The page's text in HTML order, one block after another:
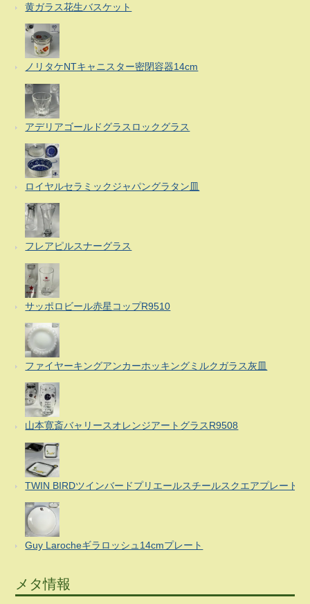
黄ガラス花生バスケット
ノリタケNTキャニスター密閉容器14cm
アデリアゴールドグラスロックグラス
ロイヤルセラミックジャパングラタン皿
フレアピルスナーグラス
サッポロビール赤星コップR9510
ファイヤーキングアンカーホッキングミルクガラス灰皿
山本寛斎バャリースオレンジアートグラスR9508
TWIN BIRDツインバードプリエールスチールスクエアプレート
Guy Larocheギラロッシュ14cmプレート
メタ情報